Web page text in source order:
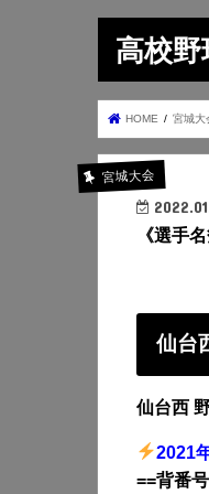
高校
HOME 宮城大
宮城大会
《選手
仙台
仙台西
2021
==背番